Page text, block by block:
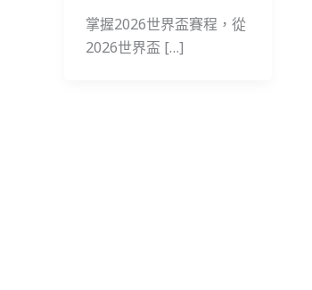
掌握2026世界盃賽程，從
2026世界盃 […]